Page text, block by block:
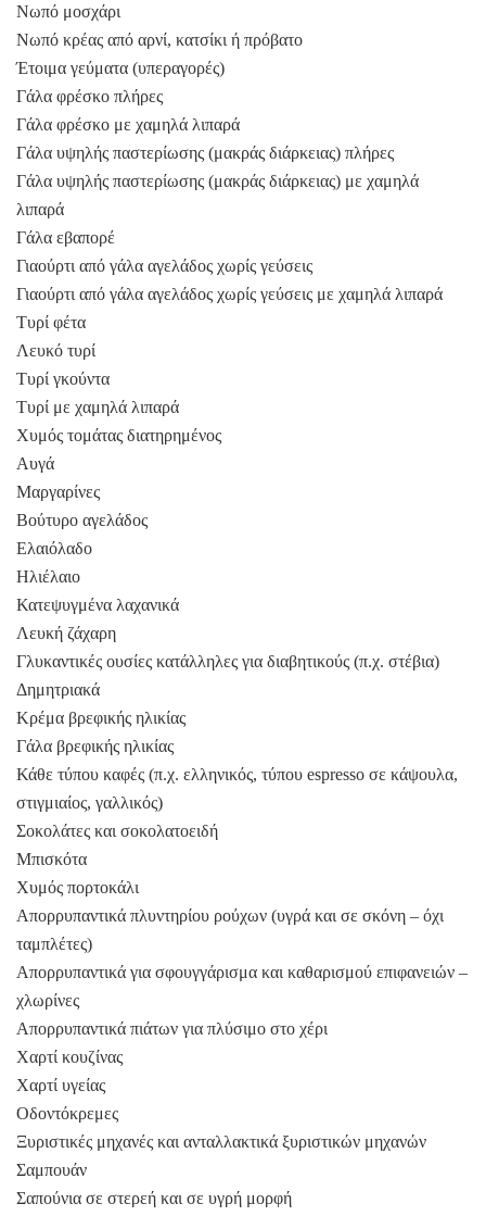
Νωπό μοσχάρι
Νωπό κρέας από αρνί, κατσίκι ή πρόβατο
Έτοιμα γεύματα (υπεραγορές)
Γάλα φρέσκο πλήρες
Γάλα φρέσκο με χαμηλά λιπαρά
Γάλα υψηλής παστερίωσης (μακράς διάρκειας) πλήρες
Γάλα υψηλής παστερίωσης (μακράς διάρκειας) με χαμηλά
λιπαρά
Γάλα εβαπορέ
Γιαούρτι από γάλα αγελάδος χωρίς γεύσεις
Γιαούρτι από γάλα αγελάδος χωρίς γεύσεις με χαμηλά λιπαρά
Τυρί φέτα
Λευκό τυρί
Τυρί γκούντα
Τυρί με χαμηλά λιπαρά
Χυμός τομάτας διατηρημένος
Αυγά
Μαργαρίνες
Βούτυρο αγελάδος
Ελαιόλαδο
Ηλιέλαιο
Κατεψυγμένα λαχανικά
Λευκή ζάχαρη
Γλυκαντικές ουσίες κατάλληλες για διαβητικούς (π.χ. στέβια)
Δημητριακά
Κρέμα βρεφικής ηλικίας
Γάλα βρεφικής ηλικίας
Κάθε τύπου καφές (π.χ. ελληνικός, τύπου espresso σε κάψουλα,
στιγμιαίος, γαλλικός)
Σοκολάτες και σοκολατοειδή
Μπισκότα
Χυμός πορτοκάλι
Απορρυπαντικά πλυντηρίου ρούχων (υγρά και σε σκόνη – όχι
ταμπλέτες)
Απορρυπαντικά για σφουγγάρισμα και καθαρισμού επιφανειών –
χλωρίνες
Απορρυπαντικά πιάτων για πλύσιμο στο χέρι
Χαρτί κουζίνας
Χαρτί υγείας
Οδοντόκρεμες
Ξυριστικές μηχανές και ανταλλακτικά ξυριστικών μηχανών
Σαμπουάν
Σαπούνια σε στερεή και σε υγρή μορφή